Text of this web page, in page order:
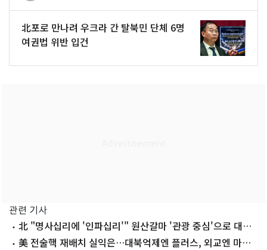
北포로 만나려 우크라 간 탈북민 단체 6명
여권법 위반 입건
관련 기사
北 "명사십리에 '인파십리'" 원산갈마 '관광 중심'으로 대대
적 선전
美 전술핵 재배치 실익은…대북억제엔 플러스, 외교엔 마이